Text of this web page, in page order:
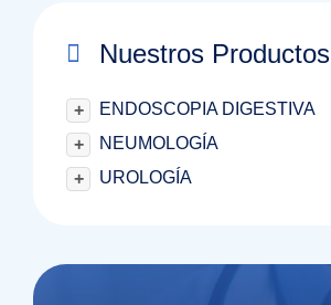
Nuestros Productos
+
ENDOSCOPIA DIGESTIVA
+
NEUMOLOGÍA
+
UROLOGÍA